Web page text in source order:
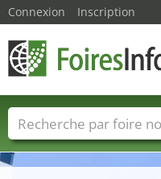
Connexion Inscription
Foire noms Pays
Secteurs du